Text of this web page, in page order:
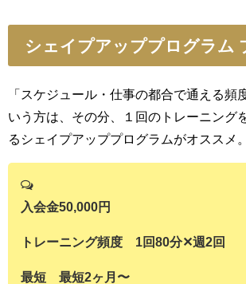
シェイプアッププログラム
「スケジュール・仕事の都合で通える頻
いう方は、その分、１回のトレーニング
るシェイプアッププログラムがオススメ。
入会金50,000円
トレーニング頻度 1回80分✕週2回
最短 最短2ヶ月〜